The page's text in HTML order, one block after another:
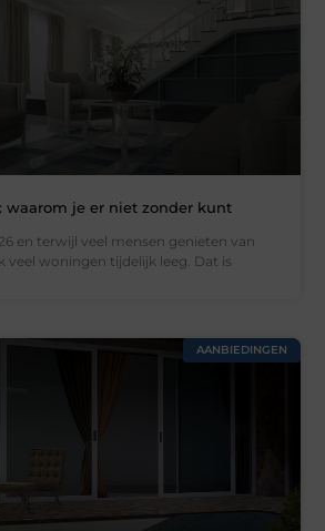
waarom je er niet zonder kunt
en terwijl veel mensen genieten van
veel woningen tijdelijk leeg. Dat is
AANBIEDINGEN